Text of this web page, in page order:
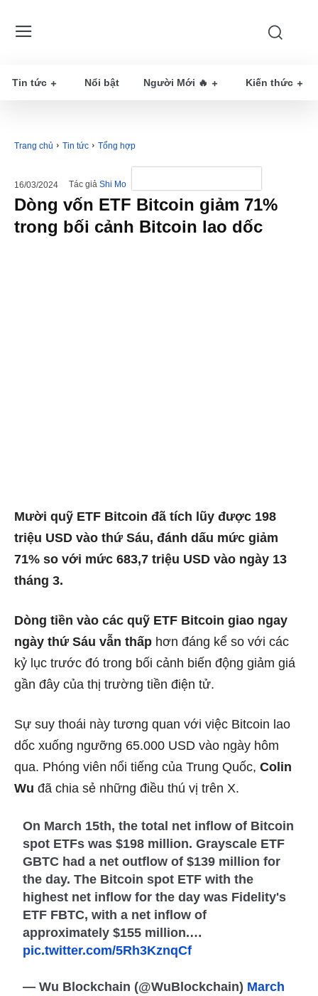
Tin tức Nổi bật Người Mới 🔥 Kiến thức
Trang chủ Tin tức Tổng hợp
16/03/2024 Tác giả Shi Mo
Dòng vốn ETF Bitcoin giảm 71%
trong bối cảnh Bitcoin lao dốc
Mười quỹ ETF Bitcoin đã tích lũy được 198
triệu USD vào thứ Sáu, đánh dấu mức giảm
71% so với mức 683,7 triệu USD vào ngày 13
tháng 3.
Dòng tiền vào các quỹ ETF Bitcoin giao ngay
ngày thứ Sáu vẫn thấp hơn đáng kể so với các
kỷ lục trước đó trong bối cảnh biến động giảm giá
gần đây của thị trường tiền điện tử.
Sự suy thoái này tương quan với việc Bitcoin lao
dốc xuống ngưỡng 65.000 USD vào ngày hôm
qua. Phóng viên nổi tiếng của Trung Quốc, Colin
Wu đã chia sẻ những điều thú vị trên X.
On March 15th, the total net inflow of Bitcoin
spot ETFs was $198 million. Grayscale ETF
GBTC had a net outflow of $139 million for
the day. The Bitcoin spot ETF with the
highest net inflow for the day was Fidelity's
ETF FBTC, with a net inflow of
approximately $155 million.…
pic.twitter.com/5Rh3KznqCf
— Wu Blockchain (@WuBlockchain) March